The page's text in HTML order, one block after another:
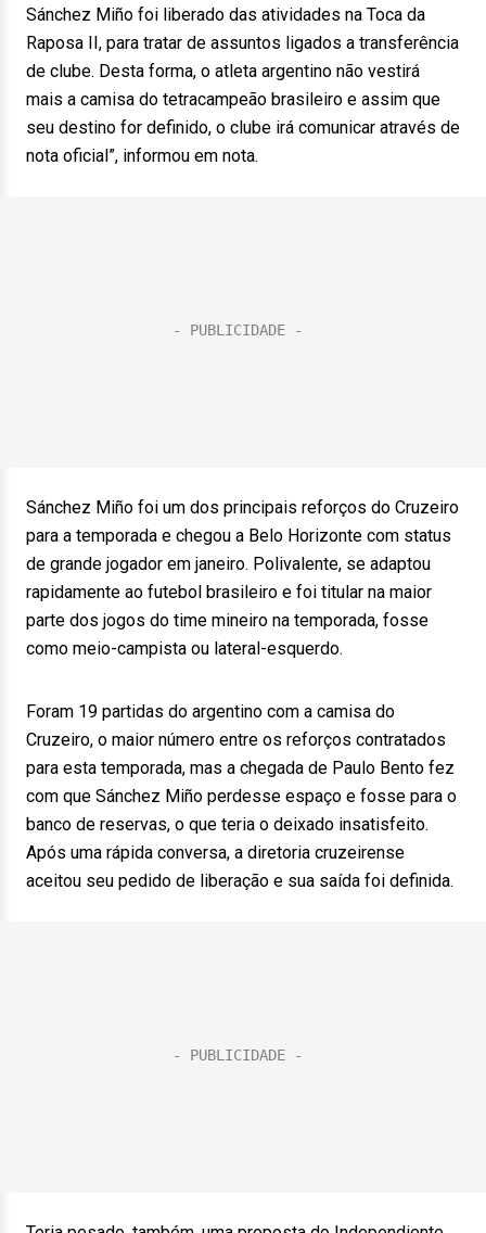
Sánchez Miño foi liberado das atividades na Toca da
Raposa II, para tratar de assuntos ligados a transferência
de clube. Desta forma, o atleta argentino não vestirá
mais a camisa do tetracampeão brasileiro e assim que
seu destino for definido, o clube irá comunicar através de
nota oficial”, informou em nota.
Sánchez Miño foi um dos principais reforços do Cruzeiro
para a temporada e chegou a Belo Horizonte com status
de grande jogador em janeiro. Polivalente, se adaptou
rapidamente ao futebol brasileiro e foi titular na maior
parte dos jogos do time mineiro na temporada, fosse
como meio-campista ou lateral-esquerdo.
Foram 19 partidas do argentino com a camisa do
Cruzeiro, o maior número entre os reforços contratados
para esta temporada, mas a chegada de Paulo Bento fez
com que Sánchez Miño perdesse espaço e fosse para o
banco de reservas, o que teria o deixado insatisfeito.
Após uma rápida conversa, a diretoria cruzeirense
aceitou seu pedido de liberação e sua saída foi definida.